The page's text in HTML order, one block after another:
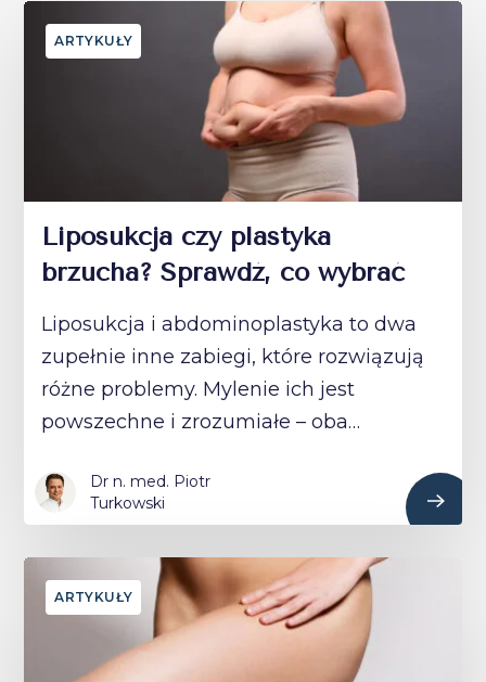
ARTYKUŁY
Liposukcja czy plastyka
brzucha? Sprawdź, co wybrać
Liposukcja i abdominoplastyka to dwa
zupełnie inne zabiegi, które rozwiązują
różne problemy. Mylenie ich jest
powszechne i zrozumiałe – oba…
Dr n. med. Piotr
Turkowski
ARTYKUŁY